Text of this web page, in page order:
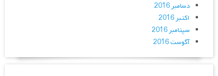
دسامبر 2016
اکتبر 2016
سپتامبر 2016
آگوست 2016